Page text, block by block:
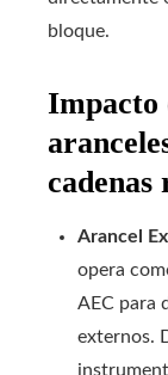
bloque.
Impacto
cadenas
Arancel
opera
AEC para
externos.